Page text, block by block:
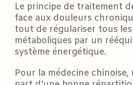
Le principe de traitement
face aux douleurs
tout de régulariser tous les
métaboliques par un
système énergétique.
Pour la médecine